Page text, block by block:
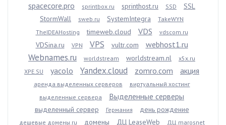
spacecore.pro sprintbox.ru sprinthost.ru SSD
SSL
StormWall
sweb.ru SystemIntegra
TakeWYN
TheIDEAHosting
timeweb.cloud VDS vdscom.ru
VDSina.ru VPN VPS vultr.com webhost1.ru
Webnames.ru worldstream worldstream.nl
x5x.ru
XPE.SU
yacolo Yandex.cloud zomro.com акция
аренда выделенных серверов
виртуальный хостинг
выделенные сервера
Выделенные серверы
выделенный сервер Германия день рождение
дешевые домены ru домены ДЦ LeaseWeb
ДЦ marosnet